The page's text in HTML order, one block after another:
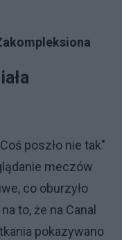
poszło nie tak"
meczów
co oburzyło
to, że na Canal
pokazywano